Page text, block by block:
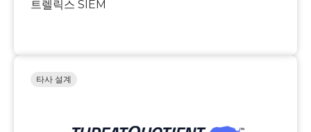
트렐릭스 SIEM
타사 설계